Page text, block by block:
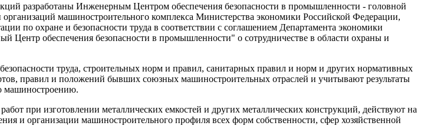
разработаны Инженерным Центром обеспечения безопасности в промышленности - головной
машиностроительного комплекса Министерства экономики Российской Федерации,
по охране и безопасности труда в соответствии с соглашением Департамента экономики
обеспечения безопасности в промышленности" о сотрудничестве в области охраны и
труда, строительных норм и правил, санитарных правил и норм и других нормативных
правил и положений бывших союзных машиностроительных отраслей и учитывают результаты
машиностроению.
при изготовлении металлических емкостей и других металлических конструкций, действуют на
и организации машиностроительного профиля всех форм собственности, сфер хозяйственной